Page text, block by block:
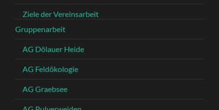
Ziele der Vereinsarbeit
Gruppenarbeit
AG Dölauer Heide
AG Feldökologie
AG Graebsee